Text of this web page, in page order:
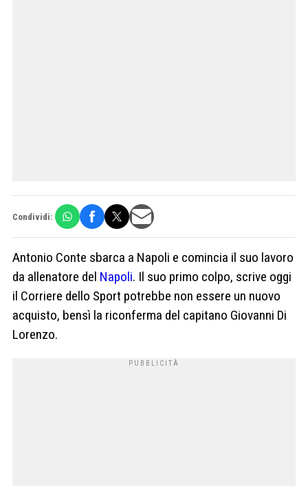
Condividi:
Antonio Conte sbarca a Napoli e comincia il suo lavoro
da allenatore del Napoli. Il suo primo colpo, scrive oggi
il Corriere dello Sport potrebbe non essere un nuovo
acquisto, bensì la riconferma del capitano Giovanni Di
Lorenzo.